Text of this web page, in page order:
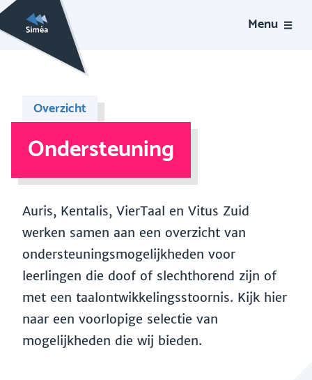
Menu
Overzicht
Ondersteuning
Auris, Kentalis, VierTaal en Vitus Zuid
werken samen aan een overzicht van
ondersteuningsmogelijkheden voor
leerlingen die doof of slechthorend zijn of
met een taalontwikkelingsstoornis. Kijk hier
naar een voorlopige selectie van
mogelijkheden die wij bieden.